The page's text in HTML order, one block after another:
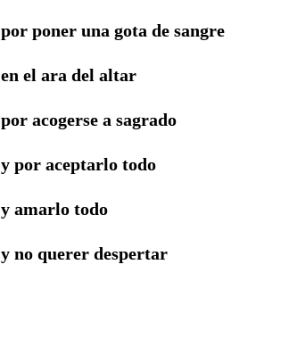
por poner una gota de sangre
en el ara del altar
por acogerse a sagrado
y por aceptarlo todo
y amarlo todo
y no querer despertar